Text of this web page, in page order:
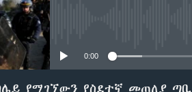
0:00
የሚገኘውን የስደተኛ መጠለያ